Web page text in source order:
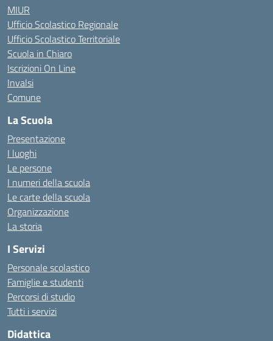
MIUR
Ufficio Scolastico Regionale
Ufficio Scolastico Territoriale
Scuola in Chiaro
Iscrizioni On Line
Invalsi
Comune
La Scuola
Presentazione
I luoghi
Le persone
I numeri della scuola
Le carte della scuola
Organizzazione
La storia
I Servizi
Personale scolastico
Famiglie e studenti
Percorsi di studio
Tutti i servizi
Didattica